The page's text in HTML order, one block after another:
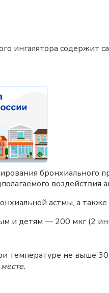
ингалятора
бронхиального
воздействия
астмы, а
и детям — 200 мкг (2
температуре не выше 30